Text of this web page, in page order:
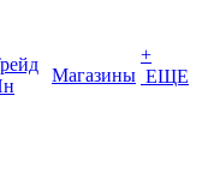
Магазины
+
ЕЩЕ